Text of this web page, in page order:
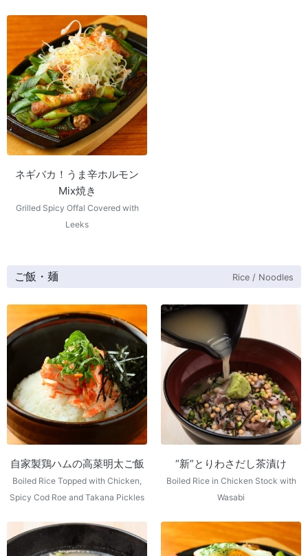
ネギバカ！うま辛ホルモン
Mix焼き
Grilled Spicy Offal Covered with
Leeks
ご飯・麺 Rice / Noodles
自家製鶏ハムの高菜明太ご飯
Boiled Rice Topped with Chicken,
Spicy Cod Roe and Takana Pickles
“新”とりわさだし茶漬け
Boiled Rice in Chicken Stock with
Wasabi